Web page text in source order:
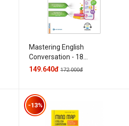
Mastering English
Conversation - 18...
149.640đ 172.000đ
-13%